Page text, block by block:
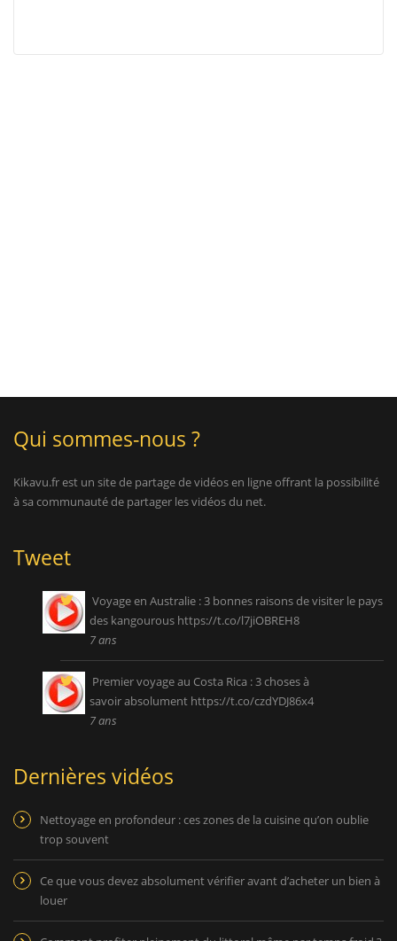
Qui sommes-nous ?
Kikavu.fr est un site de partage de vidéos en ligne offrant la possibilité
à sa communauté de partager les vidéos du net.
Tweet
Voyage en Australie : 3 bonnes raisons de visiter le pays
des kangourous https://t.co/l7jiOBREH8
7 ans
Premier voyage au Costa Rica : 3 choses à
savoir absolument https://t.co/czdYDJ86x4
7 ans
Dernières vidéos
Nettoyage en profondeur : ces zones de la cuisine qu’on oublie
trop souvent
Ce que vous devez absolument vérifier avant d’acheter un bien à
louer